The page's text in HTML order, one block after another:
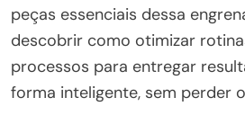
peças essenciais dessa
descobrir como otimizar
processos para entregar
forma inteligente, sem perder